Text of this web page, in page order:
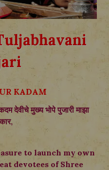
KADAM
देवीचे मुख्य भोपे पुजारी माझा
to launch my own
devotees of Shree